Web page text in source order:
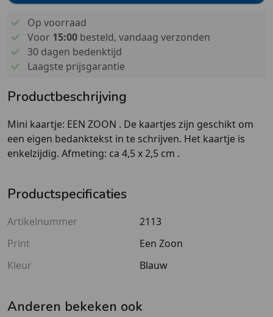
Op voorraad
Voor 15:00besteld, vandaag verzonden
30 dagen bedenktijd
Laagste prijsgarantie
Productbeschrijving
Mini kaartje: EEN ZOON . De kaartjes zijn geschikt om
een eigen bedanktekst in te schrijven. Het kaartje is
enkelzijdig. Afmeting: ca 4,5 x 2,5 cm .
Productspecificaties
Artikelnummer
2113
Print
Een Zoon
Kleur
Blauw
Anderen bekeken ook